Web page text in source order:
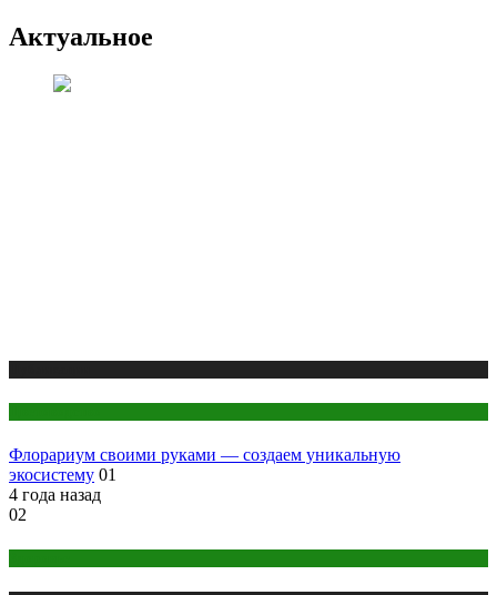
Актуальное
Флорариум своими руками — создаем уникальную
экосистему 01
4 года назад
02